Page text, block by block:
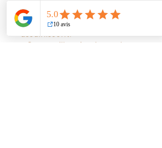
Les extraits de plantes
apaisent, réparent et
assainissent.
• Camomille - Apaise, calme